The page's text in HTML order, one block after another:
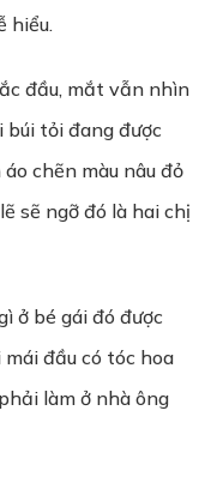
hiểu.
đầu, mắt vẫn nhìn
búi tỏi đang được
chẽn màu nâu đỏ
sẽ ngỡ đó là hai chị
ở bé gái đó được
mái đầu có tóc hoa
làm ở nhà ông